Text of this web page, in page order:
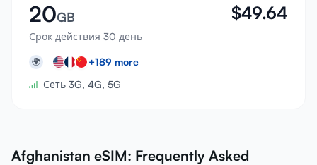
20GB
Срок действия 30 день
$49.64
🌍 +189 more
Сеть 3G, 4G, 5G
Afghanistan eSIM: Frequently Asked